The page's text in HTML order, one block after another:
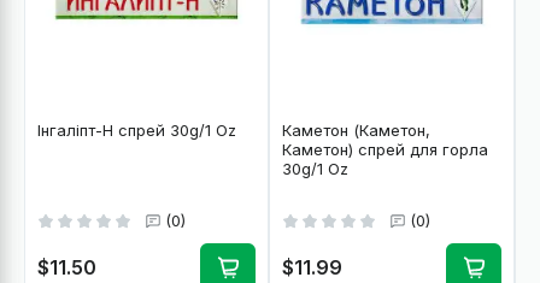
Інгаліпт-Н спрей 30g/1 Oz
(0)
$11.50
Каметон (Каметон,
Каметон) спрей для горла
30g/1 Oz
(0)
$11.99